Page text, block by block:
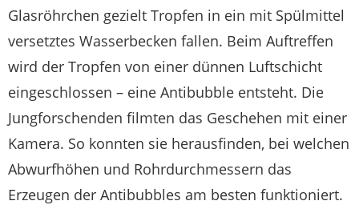
Glasröhrchen gezielt Tropfen in ein mit Spülmittel
versetztes Wasserbecken fallen. Beim Auftreffen
wird der Tropfen von einer dünnen Luftschicht
eingeschlossen – eine Antibubble entsteht. Die
Jungforschenden filmten das Geschehen mit einer
Kamera. So konnten sie herausfinden, bei welchen
Abwurfhöhen und Rohrdurchmessern das
Erzeugen der Antibubbles am besten funktioniert.